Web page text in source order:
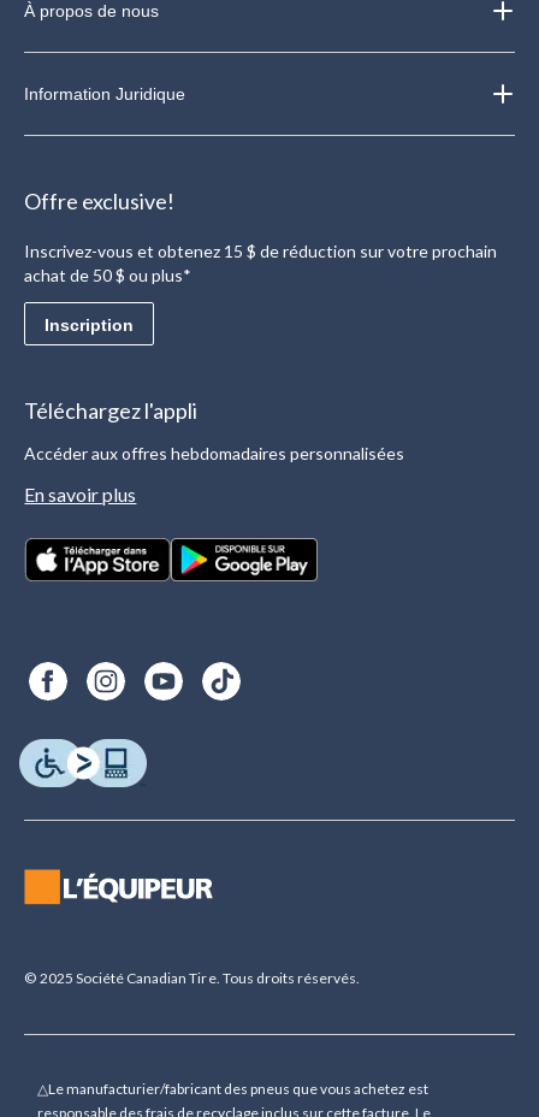
À propos de nous
Information Juridique
Offre exclusive!
Inscrivez-vous et obtenez 15 $ de réduction sur votre prochain
achat de 50 $ ou plus*
Inscription
Téléchargez l'appli
Accéder aux offres hebdomadaires personnalisées
En savoir plus
© 2025 Société Canadian Tire. Tous droits réservés.
△Le manufacturier/fabricant des pneus que vous achetez est
responsable des frais de recyclage inclus sur cette facture. Le